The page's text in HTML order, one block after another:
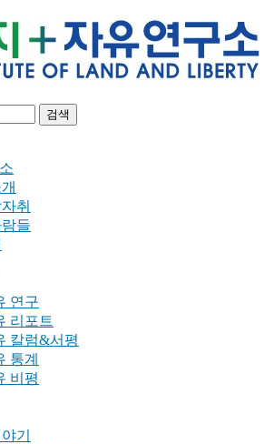
검색
취
들
연구
리포트
칼럼&서평
통계
비평
기